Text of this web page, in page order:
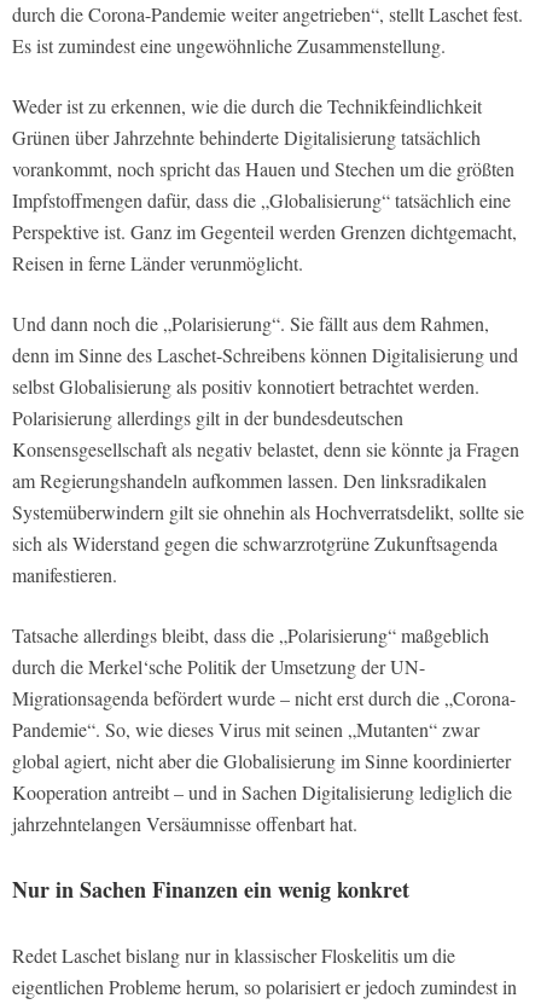
durch die Corona-Pandemie weiter angetrieben“, stellt Laschet fest.
Es ist zumindest eine ungewöhnliche Zusammenstellung.
Weder ist zu erkennen, wie die durch die Technikfeindlichkeit
Grünen über Jahrzehnte behinderte Digitalisierung tatsächlich
vorankommt, noch spricht das Hauen und Stechen um die größten
Impfstoffmengen dafür, dass die „Globalisierung“ tatsächlich eine
Perspektive ist. Ganz im Gegenteil werden Grenzen dichtgemacht,
Reisen in ferne Länder verunmöglicht.
Und dann noch die „Polarisierung“. Sie fällt aus dem Rahmen,
denn im Sinne des Laschet-Schreibens können Digitalisierung und
selbst Globalisierung als positiv konnotiert betrachtet werden.
Polarisierung allerdings gilt in der bundesdeutschen
Konsensgesellschaft als negativ belastet, denn sie könnte ja Fragen
am Regierungshandeln aufkommen lassen. Den linksradikalen
Systemüberwindern gilt sie ohnehin als Hochverratsdelikt, sollte sie
sich als Widerstand gegen die schwarzrotgrüne Zukunftsagenda
manifestieren.
Tatsache allerdings bleibt, dass die „Polarisierung“ maßgeblich
durch die Merkel‘sche Politik der Umsetzung der UN-
Migrationsagenda befördert wurde – nicht erst durch die „Corona-
Pandemie“. So, wie dieses Virus mit seinen „Mutanten“ zwar
global agiert, nicht aber die Globalisierung im Sinne koordinierter
Kooperation antreibt – und in Sachen Digitalisierung lediglich die
jahrzehntelangen Versäumnisse offenbart hat.
Nur in Sachen Finanzen ein wenig konkret
Redet Laschet bislang nur in klassischer Floskelitis um die
eigentlichen Probleme herum, so polarisiert er jedoch zumindest in